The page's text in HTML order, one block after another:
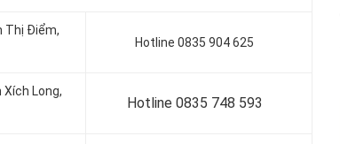
Thị Điểm,
Hotline 0835 904 625
Long,
Hotline 0835 748 593